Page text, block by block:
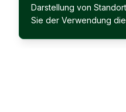
Darstellung von
Sie der Verwendung